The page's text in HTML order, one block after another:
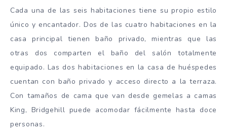
Cada una de las seis habitaciones tiene su propio estilo
único y encantador. Dos de las cuatro habitaciones en la
casa principal tienen baño privado, mientras que las
otras dos comparten el baño del salón totalmente
equipado. Las dos habitaciones en la casa de huéspedes
cuentan con baño privado y acceso directo a la terraza.
Con tamaños de cama que van desde gemelas a camas
King, Bridgehill puede acomodar fácilmente hasta doce
personas.